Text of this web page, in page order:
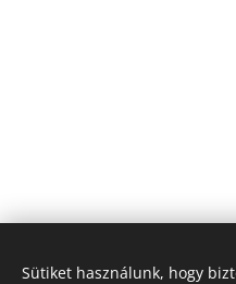
© 2022 Szent Adalbert
Sütiket használunk, hogy